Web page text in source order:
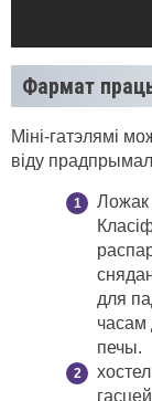
Фармат
Міні-гатэлямі
віду
Ложак
для
часам
печы.